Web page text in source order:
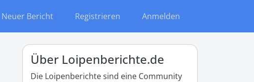
Neuer Bericht Registrieren Anmelden
Über Loipenberichte.de
Die Loipenberichte sind eine Community